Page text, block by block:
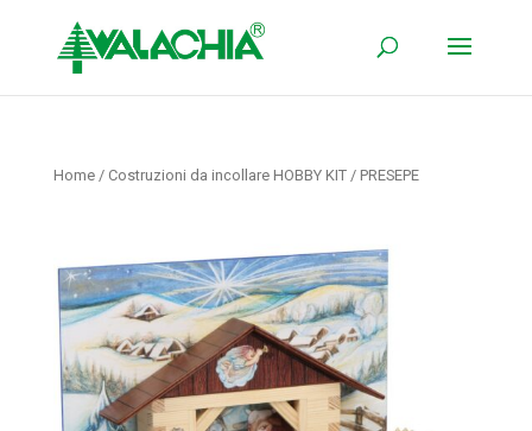
Home/ Costruzioni da incollare HOBBY KIT/ PRESEPE